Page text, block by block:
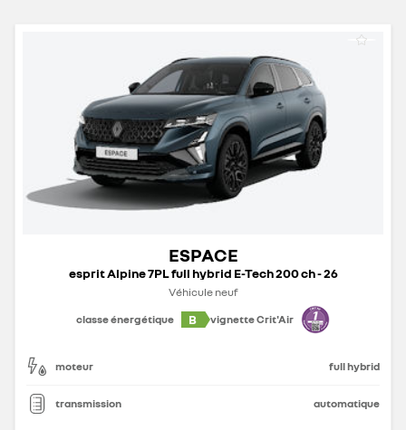
ESPACE
esprit Alpine 7PL full hybrid E-Tech 200 ch - 26
Véhicule neuf
classe énergétique
B vignette Crit'Air
moteur full hybrid
transmission automatique